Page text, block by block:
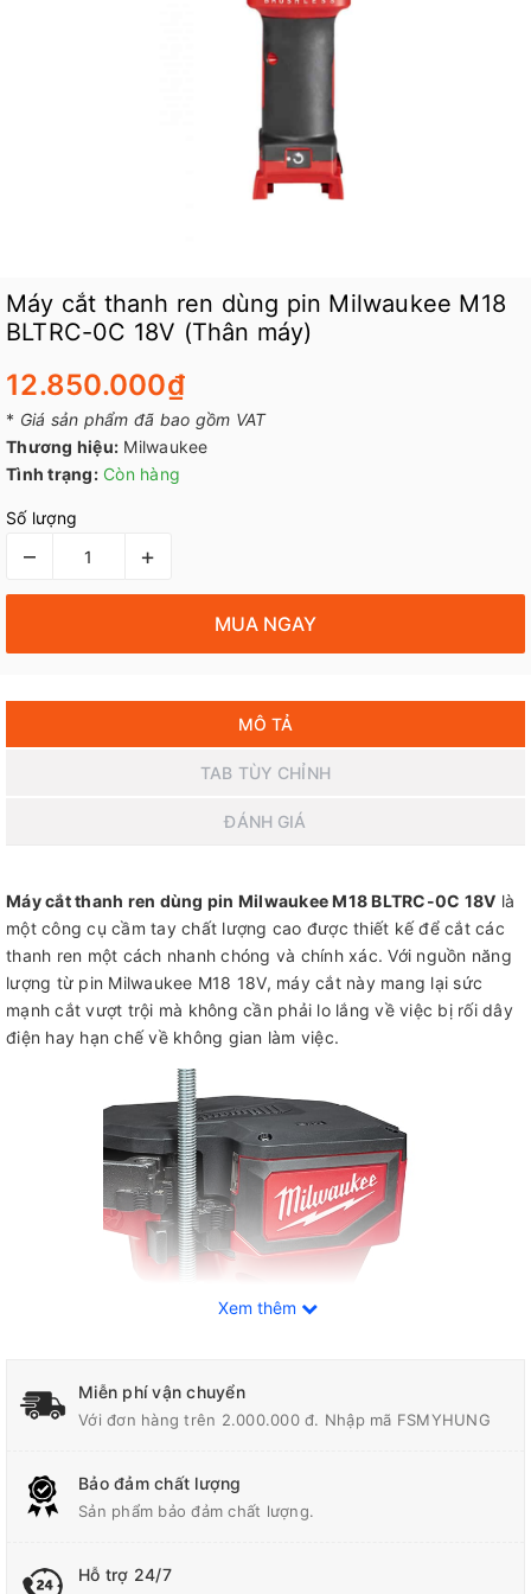
Máy cắt thanh ren dùng pin Milwaukee M18
BLTRC-0C 18V (Thân máy)
12.850.000₫
* Giá sản phẩm đã bao gồm VAT
Thương hiệu: Milwaukee
Tình trạng: Còn hàng
Số lượng
– +
MUA NGAY
MÔ TẢ
TAB TÙY CHỈNH
ĐÁNH GIÁ
Máy cắt thanh ren dùng pin Milwaukee M18 BLTRC-0C 18V là
một công cụ cầm tay chất lượng cao được thiết kế để cắt các
thanh ren một cách nhanh chóng và chính xác. Với nguồn năng
lượng từ pin Milwaukee M18 18V, máy cắt này mang lại sức
mạnh cắt vượt trội mà không cần phải lo lắng về việc bị rối dây
điện hay hạn chế về không gian làm việc.
Tính năng nổi bật của máy cắt thanh ren
Milwaukee M18 BLTRC-0C
giúp bạn có thể cắt các thanh ren một cách dễ dàng mà không
Xem thêm
Miễn phí vận chuyển
Với đơn hàng trên 2.000.000 đ. Nhập mã FSMYHUNG
Bảo đảm chất lượng
Sản phẩm bảo đảm chất lượng.
Hỗ trợ 24/7